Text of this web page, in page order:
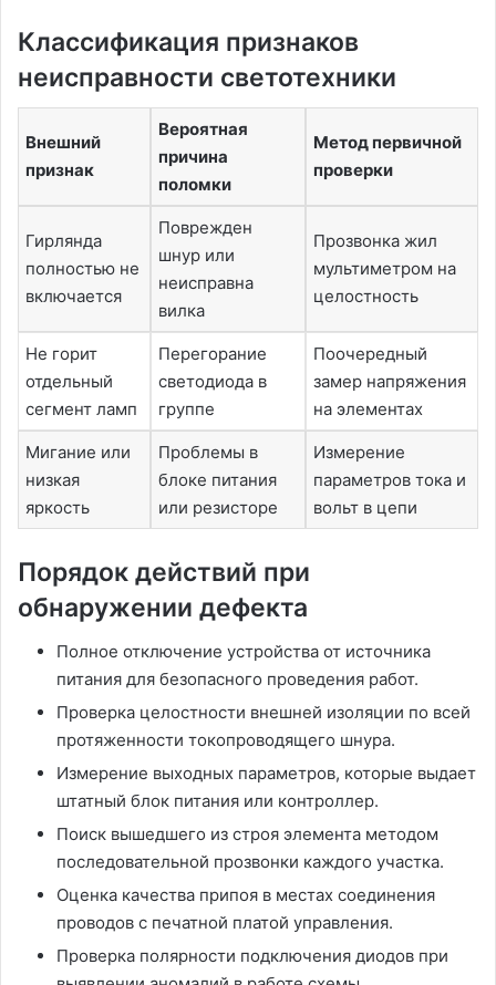
Классификация признаков
неисправности светотехники
Внешний
признак
Вероятная
причина
поломки
Метод первичной
проверки
Гирлянда
полностью не
включается
Поврежден
шнур или
неисправна
вилка
Прозвонка жил
мультиметром на
целостность
Не горит
отдельный
сегмент ламп
Перегорание
светодиода в
группе
Поочередный
замер напряжения
на элементах
Мигание или
низкая
яркость
Проблемы в
блоке питания
или резисторе
Измерение
параметров тока и
вольт в цепи
Порядок действий при
обнаружении дефекта
Полное отключение устройства от источника
питания для безопасного проведения работ.
Проверка целостности внешней изоляции по всей
протяженности токопроводящего шнура.
Измерение выходных параметров, которые выдает
штатный блок питания или контроллер.
Поиск вышедшего из строя элемента методом
последовательной прозвонки каждого участка.
Оценка качества припоя в местах соединения
проводов с печатной платой управления.
Проверка полярности подключения диодов при